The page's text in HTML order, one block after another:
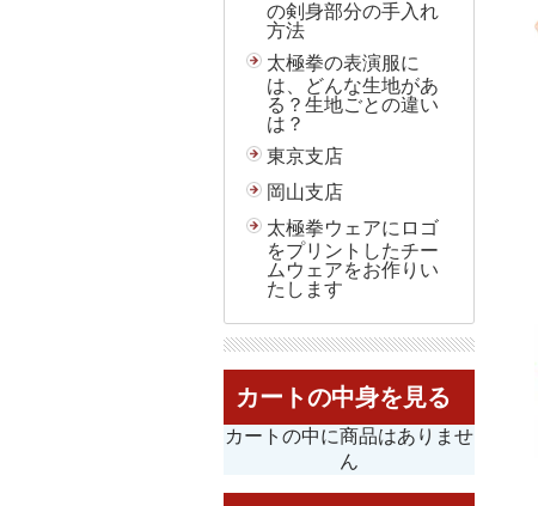
の剣身部分の手入れ
方法
太極拳の表演服に
は、どんな生地があ
る？生地ごとの違い
は？
東京支店
岡山支店
太極拳ウェアにロゴ
をプリントしたチー
ムウェアをお作りい
たします
カートの中身を見る
カートの中に商品はありませ
ん